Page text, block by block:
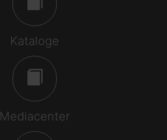
Kataloge
Mediacenter